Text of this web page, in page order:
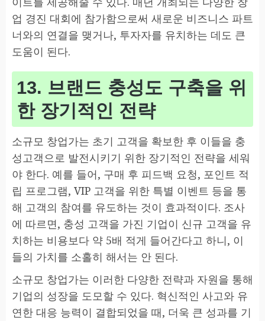
업 경진 대회에 참가함으로써 새로운 비즈니스 파트
너와의 연결을 맺거나, 투자자를 유치하는 데도 큰
도움이 된다.
13. 브랜드 충성도 구축을 위
한 장기적인 전략
소규모 창업가는 초기 고객을 확보한 후 이들을 충
성고객으로 발전시키기 위한 장기적인 전략을 세워
야 한다. 예를 들어, 구매 후 피드백 요청, 포인트 적
립 프로그램, VIP 고객을 위한 특별 이벤트 등을 통
해 고객의 참여를 유도하는 것이 효과적이다. 조사
에 따르면, 충성 고객을 가진 기업이 신규 고객을 유
치하는 비용보다 약 5배 적게 들어간다고 하니, 이
들의 가치를 소홀히 해서는 안 된다.
소규모 창업가는 이러한 다양한 전략과 자원을 통해
기업의 성장을 도모할 수 있다. 혁신적인 사고와 유
연한 대응 능력이 결합되었을 때, 더욱 큰 성과를 기